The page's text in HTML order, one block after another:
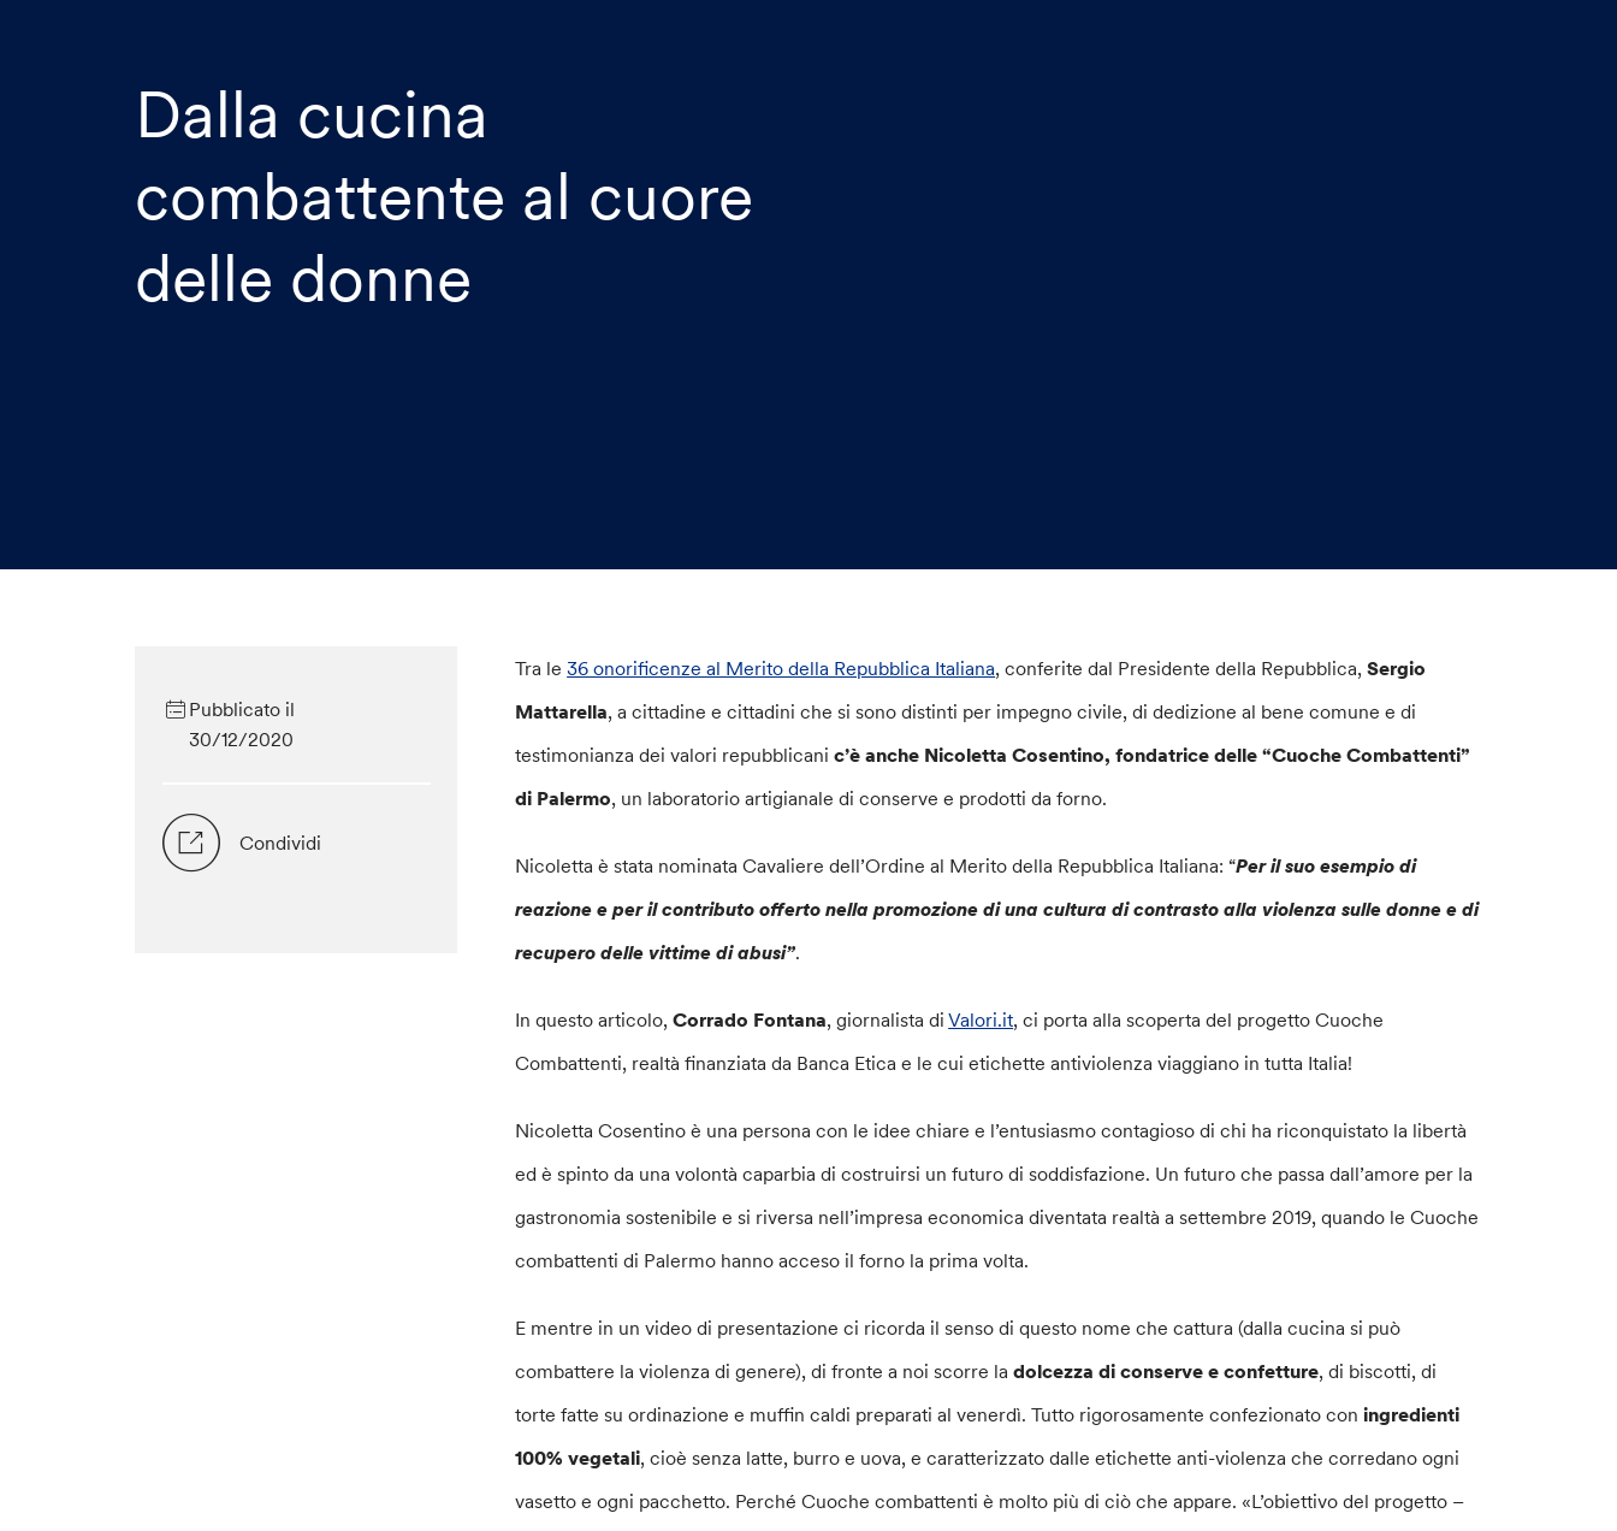
Dalla cucina
combattente al cuore
delle donne
Pubblicato il
30/12/2020
Condividi
Tra le36 onorificenze al Merito della Repubblica Italiana, conferite dal Presidente della Repubblica,Sergio
Mattarella, a cittadine e cittadini che si sono distinti per impegno civile, di dedizione al bene comune e di
testimonianza dei valori repubblicanic’è anche Nicoletta Cosentino, fondatrice delle “Cuoche Combattenti”
di Palermo, un laboratorio artigianale di conserve e prodotti da forno.
Nicoletta è stata nominata Cavaliere dell’Ordine al Merito della Repubblica Italiana: “Per il suo esempio di
reazione e per il contributo offerto nella promozione di una cultura di contrasto alla violenza sulle donne e di
recupero delle vittime di abusi”.
In questo articolo,Corrado Fontana, giornalista diValori.it, ci porta alla scoperta del progetto Cuoche
Combattenti, realtà finanziata da Banca Etica e le cui etichette antiviolenza viaggiano in tutta Italia!
Nicoletta Cosentino è una persona con le idee chiare e l’entusiasmo contagioso di chi ha riconquistato la libertà
ed è spinto da una volontà caparbia di costruirsi un futuro di soddisfazione. Un futuro che passa dall’amore per la
gastronomia sostenibile e si riversa nell’impresa economica diventata realtà a settembre 2019, quando le Cuoche
combattenti di Palermo hanno acceso il forno la prima volta.
E mentre in un video di presentazione ci ricorda il senso di questo nome che cattura (dalla cucina si può
combattere la violenza di genere), di fronte a noi scorre ladolcezza di conserve e confetture, di biscotti, di
torte fatte su ordinazione e muffin caldi preparati al venerdì. Tutto rigorosamente confezionato con ingredienti
100% vegetali, cioè senza latte, burro e uova, e caratterizzato dalle etichette anti-violenza che corredano ogni
vasetto e ogni pacchetto. Perché Cuoche combattenti è molto più di ciò che appare. «L’obiettivo del progetto –